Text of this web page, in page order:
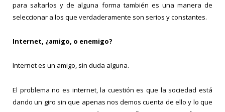
para saltarlos y de alguna forma también es una manera de
seleccionar a los que verdaderamente son serios y constantes.
Internet, ¿amigo, o enemigo?
Internet es un amigo, sin duda alguna.
El problema no es internet, la cuestión es que la sociedad está
dando un giro sin que apenas nos demos cuenta de ello y lo que